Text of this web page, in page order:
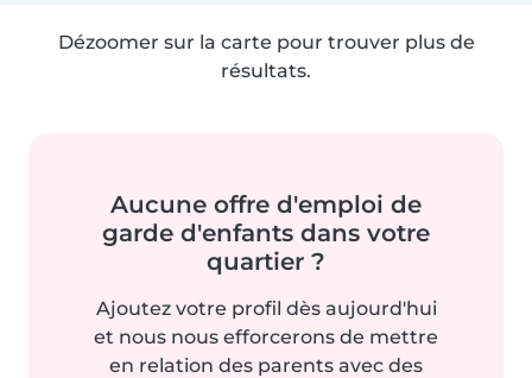
Dézoomer sur la carte pour trouver plus de
résultats.
Aucune offre d'emploi de
garde d'enfants dans votre
quartier ?
Ajoutez votre profil dès aujourd'hui
et nous nous efforcerons de mettre
en relation des parents avec des